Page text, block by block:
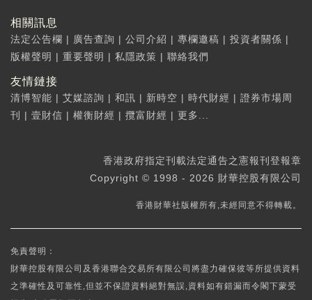
相關訊息
法定公告欄 | 廣告查詢 | 公司介紹 | 專欄邀稿 | 投資者關係 |
版權聲明 | 重要聲明 | 私隱政策 | 聯絡我們
友情鏈接
清博智能 | 艾媒諮詢 | 和訊 | 新時空 | 時代財經 | 證券市場周
刊
| 壹財信 | 權衡財經 | 攬富財經 | 更多...
香港政府指定刊載法定通告之憲報刊登報章
Copyright © 1998 - 2026 財華控股有限公司
香港財華社版權所有,未經同意不得轉載。
免責聲明：
財華控股有限公司及香港聯合交易所有限公司將盡力確保彼等所提供資料
之準確性及可靠性,但並不保證資料絕對無誤,資料如有錯漏而令閣下蒙受